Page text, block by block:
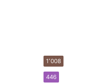
1٬008
446